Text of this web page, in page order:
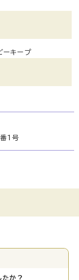
ーキープ
1号
たか？